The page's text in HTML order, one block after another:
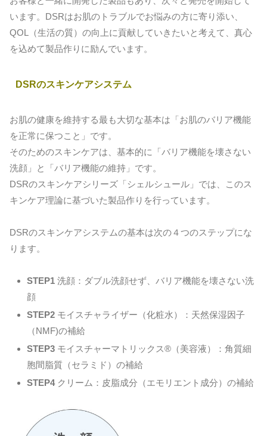
います。DSRはお肌のトラブルでお悩みの方に寄り添い、
QOL（生活の質）の向上に貢献していきたいと考えて、真心
を込めて製品作りに励んでいます。
DSRのスキンケアシステム
お肌の健康を維持する最も大切な基本は「お肌のバリア機能
を正常に保つこと」です。
そのためのスキンケアは、基本的に「バリア機能を壊さない
洗顔」と「バリア機能の維持」です。
DSRのスキンケアシリーズ「シェルシュール」では、このス
キンケア理論に基づいた製品作りを行っています。
DSRのスキンケアシステムの基本は次の４つのステップにな
ります。
STEP1 洗顔：ダブル洗顔せず、バリア機能を壊さない洗
顔
STEP2 モイスチャライザー（化粧水）：天然保湿因子
（NMF)の補給
STEP3 モイスチャーマトリックス®（美容液）：角質細
胞間脂質（セラミド）の補給
STEP4クリーム：皮脂成分（エモリエント成分）の補給